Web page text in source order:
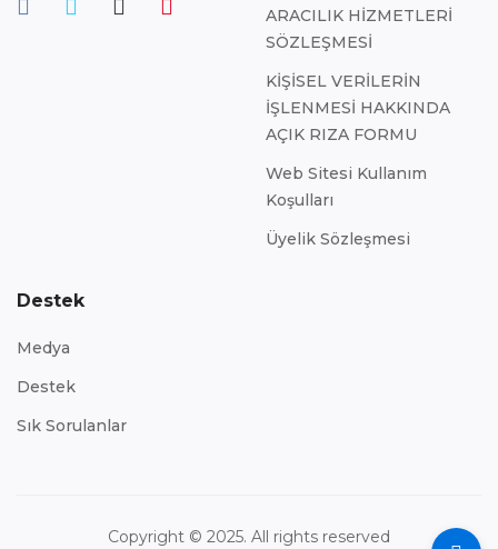
ARACILIK HİZMETLERİ
SÖZLEŞMESİ
KİŞİSEL VERİLERİN
İŞLENMESİ HAKKINDA
AÇIK RIZA FORMU
Web Sitesi Kullanım
Koşulları
Üyelik Sözleşmesi
Destek
Medya
Destek
Sık Sorulanlar
Copyright © 2025. All rights reserved